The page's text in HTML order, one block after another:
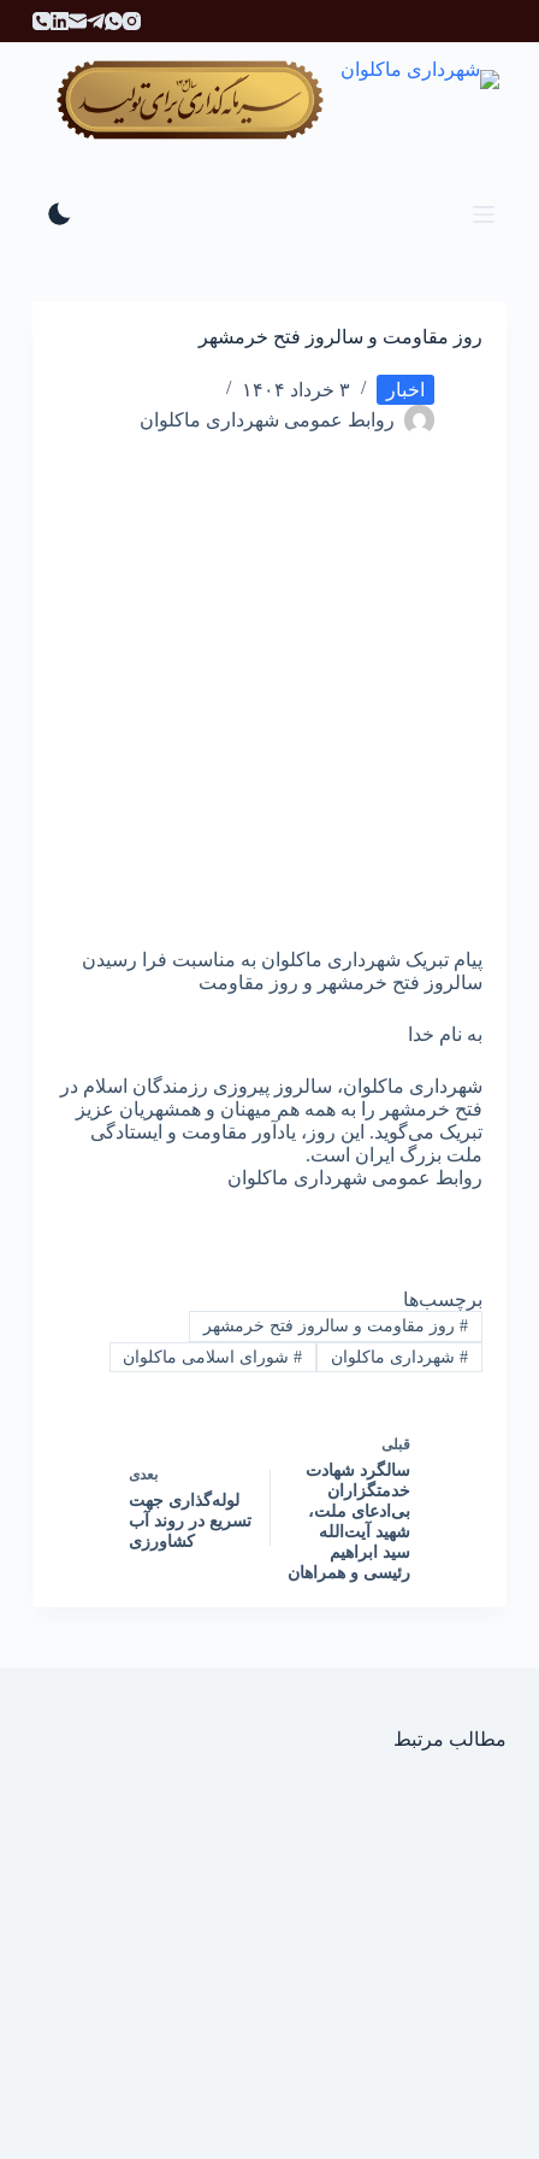
ر
روز مقاومت و سالروز فتح خرمشهر
اخبار
۳ خرداد ۱۴۰۴
روابط عمومی شهرداری ماکلوان
پیام تبریک شهرداری ماکلوان به مناسبت فرا رسیدن
سالروز فتح خرمشهر و روز مقاومت
به نام خدا
شهرداری ماکلوان، سالروز پیروزی رزمندگان اسلام در
فتح خرمشهر را به همه هم‌ میهنان و همشهریان عزیز
تبریک می‌گوید. این روز، یادآور مقاومت و ایستادگی
ملت بزرگ ایران است.
روابط عمومی شهرداری ماکلوان
برچسب‌ها
#روز مقاومت و سالروز فتح خرمشهر
#شهرداری ماکلوان #شورای اسلامی ماکلوان
قبلی
سالگرد شهادت
خدمتگزاران
بی‌ادعای ملت،
شهید آیت‌الله
سید ابراهیم
رئیسی و همراهان
بعدی
لوله‌گذاری جهت
تسریع در روند آب
کشاورزی
مطالب مرتبط